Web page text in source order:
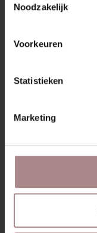
Noodzakelijk
Voorkeuren
Statistieken
Marketing
VARIANTEN &